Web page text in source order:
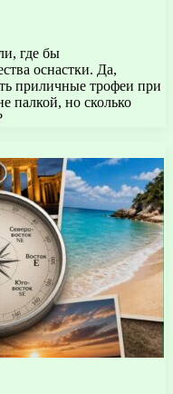
где бы
оснастки. Да,
приличные трофеи при
палкой, но сколько